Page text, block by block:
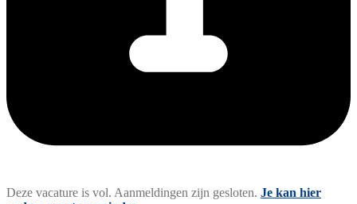
Deze vacature is vol. Aanmeldingen zijn gesloten. Je kan hier